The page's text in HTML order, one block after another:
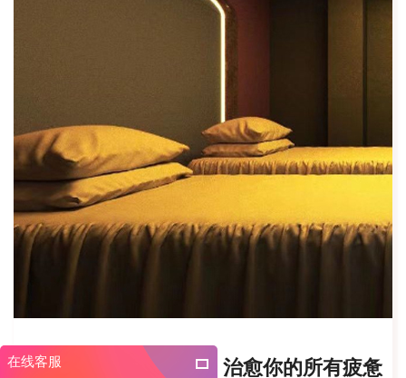
在线客服
武汉汉南区养生会所，治愈你的所有疲惫